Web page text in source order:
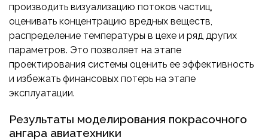
производить визуализацию потоков частиц,
оценивать концентрацию вредных веществ,
распределение температуры в цехе и ряд других
параметров. Это позволяет на этапе
проектирования системы оценить ее эффективность
и избежать финансовых потерь на этапе
эксплуатации.
Результаты моделирования покрасочного
ангара авиатехники